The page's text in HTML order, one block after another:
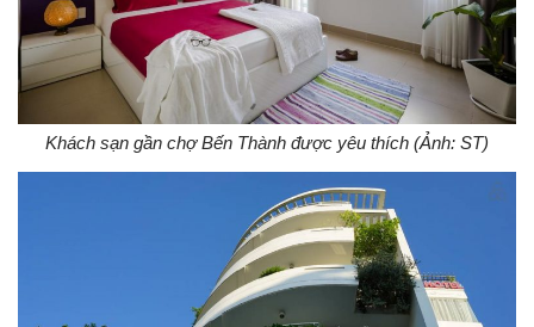
Khách sạn gần chợ Bến Thành được yêu thích (Ảnh: ST)